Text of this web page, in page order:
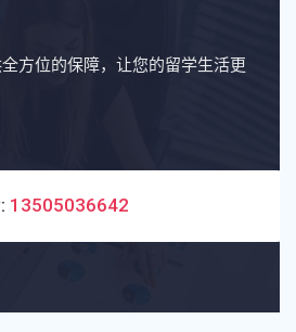
方位的保障，让您的留学生活更
13505036642